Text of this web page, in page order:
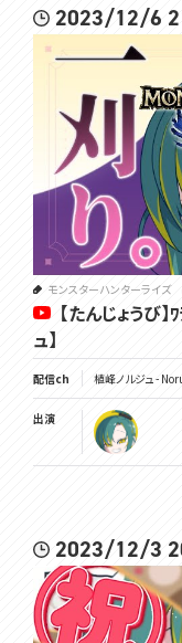
2023/12/6
モンスターハンターライズ
【たんじょうび
ュ】
配信ch 植峰ノルジュ -
出演
2023/12/3